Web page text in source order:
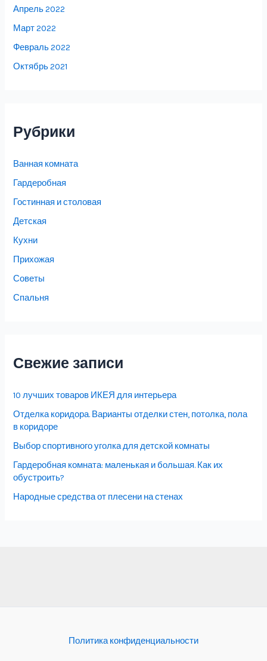
Апрель 2022
Март 2022
Февраль 2022
Октябрь 2021
Рубрики
Ванная комната
Гардеробная
Гостинная и столовая
Детская
Кухни
Прихожая
Советы
Спальня
Свежие записи
10 лучших товаров ИКЕЯ для интерьера
Отделка коридора. Варианты отделки стен, потолка, пола
в коридоре
Выбор спортивного уголка для детской комнаты
Гардеробная комната: маленькая и большая. Как их
обустроить?
Народные средства от плесени на стенах
Политика конфиденциальности